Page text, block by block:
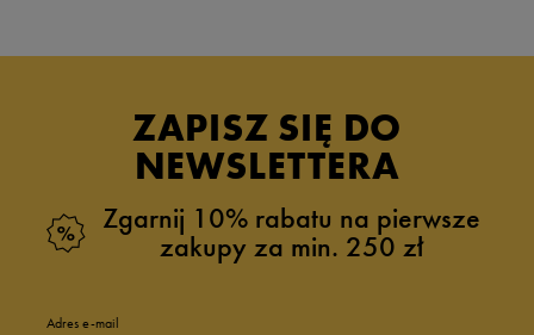
ZAPISZ SIĘ DO
NEWSLETTERA
Zgarnij 10% rabatu na pierwsze
zakupy za min. 250 zł
Adres e-mail